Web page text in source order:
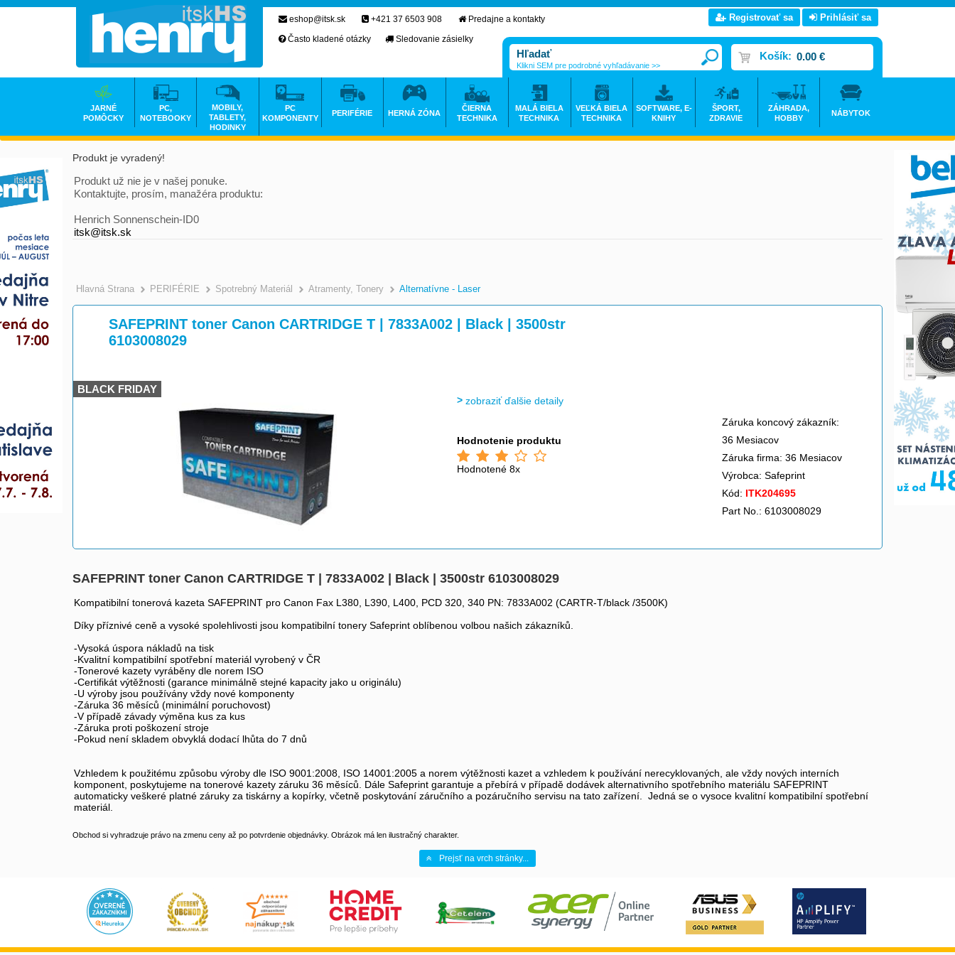
Produkt je vyradený!
Produkt už nie je v našej ponuke.
Kontaktujte, prosím, manažéra produktu:
Henrich Sonnenschein-ID0
itsk@itsk.sk
Hlavná Strana >
PERIFÉRIE >
Spotrebný Materiál >
Atramenty, Tonery >
Alternatívne - Laser
SAFEPRINT toner Canon CARTRIDGE T | 7833A002 | Black | 3500str
6103008029
BLACK FRIDAY
zobraziť ďalšie detaily
Hodnotenie produktu
Hodnotené 8x
Záruka koncový zákazník:
36 Mesiacov
Záruka firma: 36 Mesiacov
Výrobca: Safeprint
Kód: ITK204695
Part No.: 6103008029
SAFEPRINT toner Canon CARTRIDGE T | 7833A002 | Black | 3500str 6103008029
Kompatibilní tonerová kazeta SAFEPRINT pro Canon Fax L380, L390, L400, PCD 320, 340 PN: 7833A002 (CARTR-T/black /3500K)
Díky příznivé ceně a vysoké spolehlivosti jsou kompatibilní tonery Safeprint oblíbenou volbou našich zákazníků.
-Vysoká úspora nákladů na tisk
-Kvalitní kompatibilní spotřební materiál vyrobený v ČR
-Tonerové kazety vyráběny dle norem ISO
-Certifikát výtěžnosti (garance minimálně stejné kapacity jako u originálu)
-U výroby jsou používány vždy nové komponenty
-Záruka 36 měsíců (minimální poruchovost)
-V případě závady výměna kus za kus
-Záruka proti poškození stroje
-Pokud není skladem obvyklá dodací lhůta do 7 dnů
Vzhledem k použitému způsobu výroby dle ISO 9001:2008, ISO 14001:2005 a norem výtěžnosti kazet a vzhledem k používání nerecyklovaných, ale vždy nových interních
komponent, poskytujeme na tonerové kazety záruku 36 měsíců. Dále Safeprint garantuje a přebírá v případě dodávek alternativního spotřebního materiálu SAFEPRINT
automaticky veškeré platné záruky za tiskárny a kopírky, včetně poskytování záručního a pozáručního servisu na tato zařízení. Jedná se o vysoce kvalitní kompatibilní spotřební
materiál.
Obchod si vyhradzuje právo na zmenu ceny až po potvrdenie objednávky. Obrázok má len ilustračný charakter.
Prejsť na vrch stránky...
eshop@itsk.sk +421 37 6503 908
Predajne a kontakty
Často kladené otázky
Sledovanie zásielky
Registrovať sa Prihlásiť sa
Košík: 0.00 €
Klikni SEM pre podrobné vyhľadávanie >>
JARNÉ
POMÔCKY
PC,
NOTEBOOKY
MOBILY,
TABLETY,
HODINKY
PC
KOMPONENTY
PERIFÉRIE HERNÁ ZÓNA
ČIERNA
TECHNIKA
MALÁ BIELA
TECHNIKA
VEĽKÁ BIELA
TECHNIKA
SOFTWARE, E-
KNIHY
ŠPORT,
ZDRAVIE
ZÁHRADA,
HOBBY
NÁBYTOK